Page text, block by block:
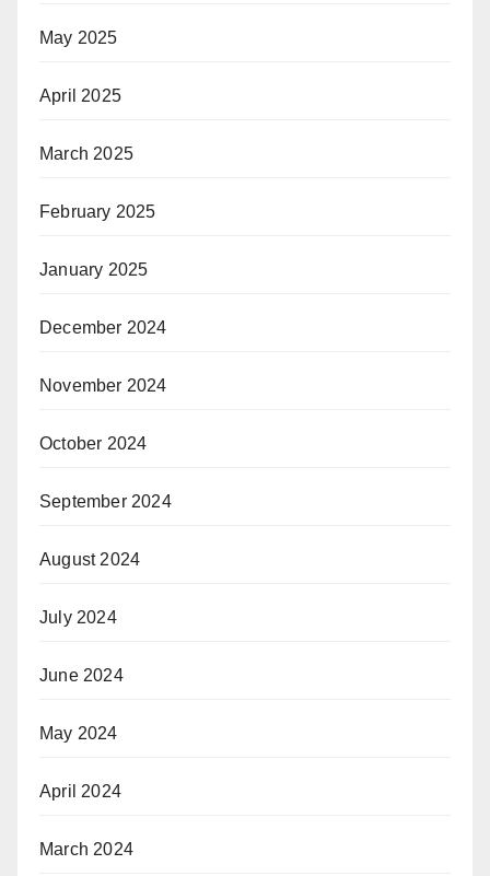
May 2025
April 2025
March 2025
February 2025
January 2025
December 2024
November 2024
October 2024
September 2024
August 2024
July 2024
June 2024
May 2024
April 2024
March 2024